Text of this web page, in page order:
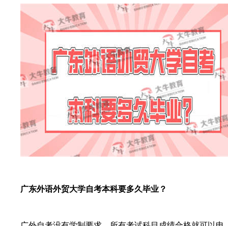
广东外语外贸大学自考本科要多久毕业？